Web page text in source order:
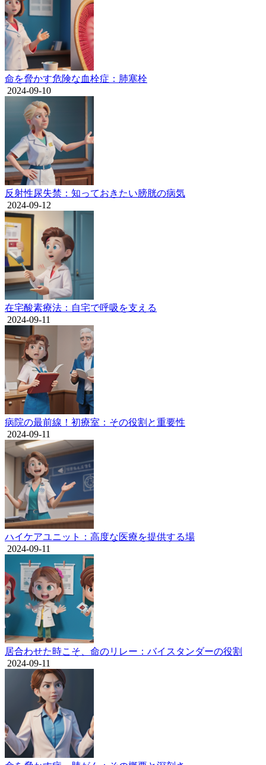
命を脅かす危険な血栓症：肺塞栓
2024-09-10
反射性尿失禁：知っておきたい膀胱の病気
2024-09-12
在宅酸素療法：自宅で呼吸を支える
2024-09-11
病院の最前線！初療室：その役割と重要性
2024-09-11
ハイケアユニット：高度な医療を提供する場
2024-09-11
居合わせた時こそ、命のリレー：バイスタンダーの役割
2024-09-11